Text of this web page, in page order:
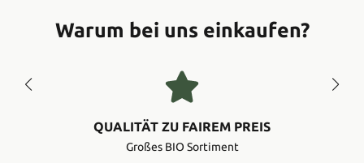
Warum bei uns einkaufen?
QUALITÄT ZU FAIREM PREIS
Großes BIO Sortiment